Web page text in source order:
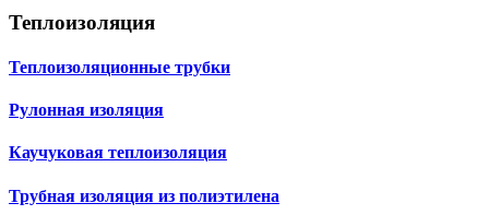
Теплоизоляция
Теплоизоляционные трубки
Рулонная изоляция
Каучуковая теплоизоляция
Трубная изоляция из полиэтилена